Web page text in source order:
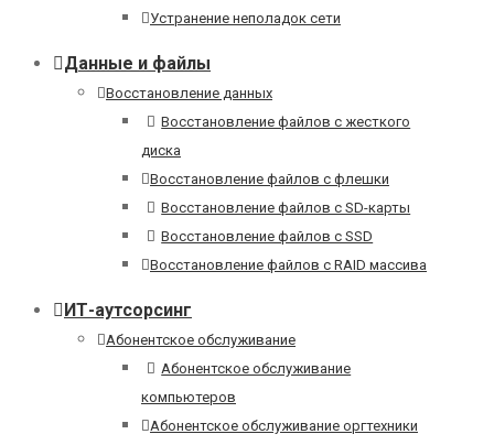
Устранение неполадок сети
Данные и файлы
Восстановление данных
Восстановление файлов с жесткого
диска
Восстановление файлов с флешки
Восстановление файлов с SD-карты
Восстановление файлов с SSD
Восстановление файлов с RAID массива
ИТ-аутсорсинг
Абонентское обслуживание
Абонентское обслуживание
компьютеров
Абонентское обслуживание оргтехники